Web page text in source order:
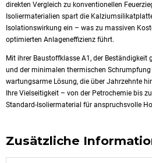
direkten Vergleich zu konventionellen
Isoliermaterialien spart die
Isolationswirkung ein – was zu massiven
optimierten Anlageneffizienz führt.
Mit ihrer Baustoffklasse A1, der Beständigkeit
und der minimalen thermischen
wartungsarme Lösung, die über Jahrzehnte
Ihre Vielseitigkeit – von der Petrochemie bis
Standard-Isoliermaterial für anspruchsvolle
Zusätzliche